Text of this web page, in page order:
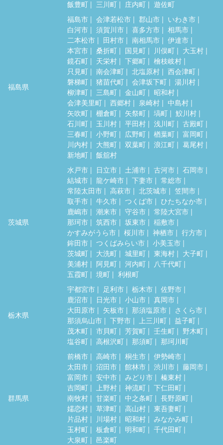
飯豊町
三川町 庄内町 遊佐町
福島県
福島市 会津若松市 郡山市
いわき市
白河市
須賀川市 喜多方市
相馬市
二本松市
田村市 南相馬市
伊達市
本宮市
桑折町 国見町 川俣町
大玉村
鏡石町
天栄村 下郷町
檜枝岐村
只見町
南会津町 北塩原村
西会津町
磐梯町
猪苗代町 会津坂下町
湯川村
柳津町
三島町 金山町
昭和村
会津美里町
西郷村 泉崎村
中島村
矢吹町
棚倉町 矢祭町 塙町
鮫川村
石川町
玉川村 平田村 浅川町
古殿町
三春町
小野町 広野町 楢葉町
富岡町
川内村
大熊町 双葉町 浪江町
葛尾村
新地町
飯舘村
茨城県
水戸市 日立市 土浦市 古河市
石岡市
結城市
龍ケ崎市 下妻市
常総市
常陸太田市
高萩市 北茨城市
笠間市
取手市
牛久市 つくば市
ひたちなか市
鹿嶋市
潮来市 守谷市
常陸大宮市
那珂市
筑西市 坂東市
稲敷市
かすみがうら市
桜川市 神栖市
行方市
鉾田市
つくばみらい市
小美玉市
茨城町
大洗町 城里町 東海村
大子町
美浦村
阿見町 河内町
八千代町
五霞町
境町 利根町
栃木県
宇都宮市 足利市 栃木市
佐野市
鹿沼市
日光市 小山市
真岡市
大田原市
矢板市 那須塩原市
さくら市
那須烏山市
下野市 上三川町
益子町
茂木町
市貝町 芳賀町 壬生町
野木町
塩谷町
高根沢町 那須町 那珂川町
群馬県
前橋市 高崎市 桐生市
伊勢崎市
太田市
沼田市 館林市 渋川市
藤岡市
富岡市
安中市 みどり市
榛東村
吉岡町
上野村 神流町
下仁田町
南牧村
甘楽町 中之条町
長野原町
嬬恋村
草津町 高山村
東吾妻町
片品村
川場村 昭和村
みなかみ町
玉村町
板倉町 明和町
千代田町
大泉町
邑楽町